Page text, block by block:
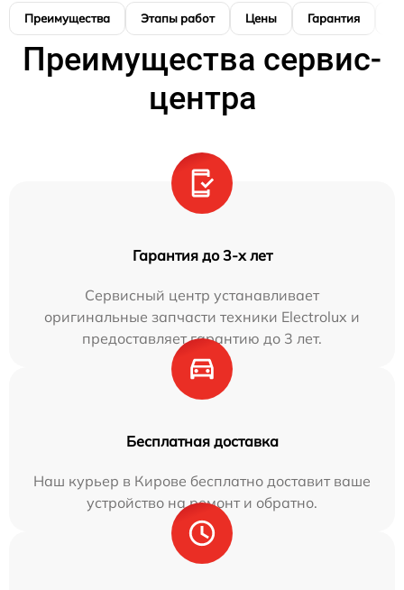
Преимущества Этапы работ Цены Гарантия
Преимущества сервис-
центра
Гарантия до 3-х лет
Сервисный центр устанавливает
оригинальные запчасти техники Electrolux и
предоставляет гарантию до 3 лет.
Бесплатная доставка
Наш курьер в Кирове бесплатно доставит ваше
устройство на ремонт и обратно.